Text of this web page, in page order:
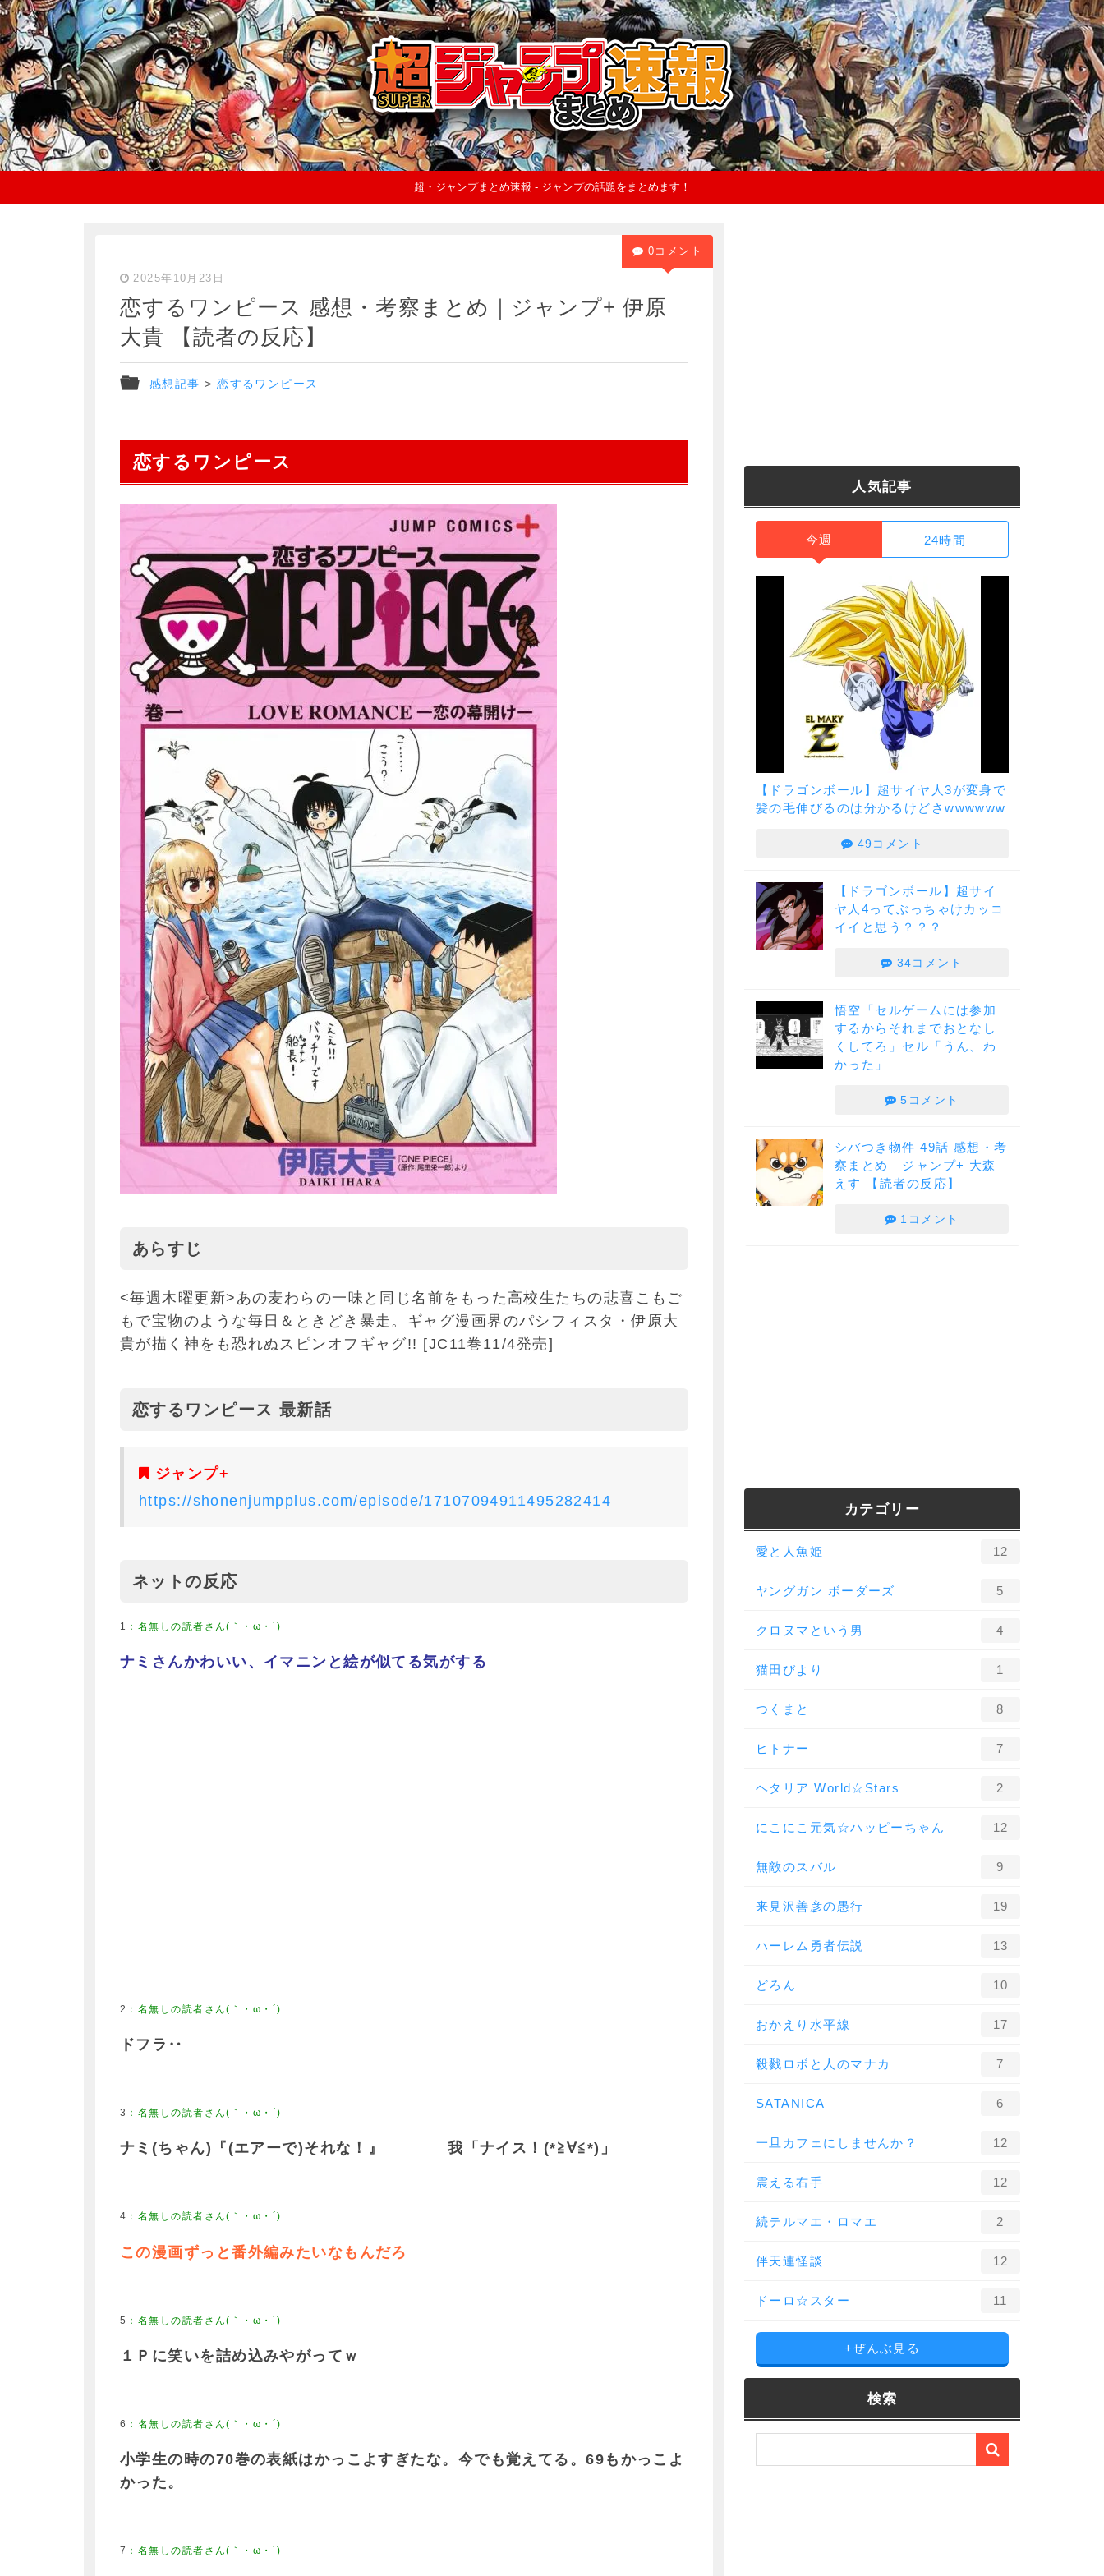
超・ジャンプまとめ速報 - ジャンプの話題をまとめます！
2025年10月23日
恋するワンピース 感想・考察まとめ｜ジャンプ+ 伊原
大貴 【読者の反応】
感想記事 >恋するワンピース
0コメント
恋するワンピース
あらすじ
<毎週木曜更新>あの麦わらの一味と同じ名前をもった高校生たちの悲喜こもご
もで宝物のような毎日＆ときどき暴走。ギャグ漫画界のパシフィスタ・伊原大
貴が描く神をも恐れぬスピンオフギャグ!! [JC11巻11/4発売]
恋するワンピース 最新話
ジャンプ+
https://shonenjumpplus.com/episode/17107094911495282414
ネットの反応
1 ： 名無しの読者さん(｀・ω・´)
ナミさんかわいい、イマニンと絵が似てる気がする
2 ： 名無しの読者さん(｀・ω・´)
ドフラ‥
3 ： 名無しの読者さん(｀・ω・´)
ナミ(ちゃん)『(エアーで)それな！』 我「ナイス！(*≧∀≦*)」
4 ： 名無しの読者さん(｀・ω・´)
この漫画ずっと番外編みたいなもんだろ
5 ： 名無しの読者さん(｀・ω・´)
１Ｐに笑いを詰め込みやがってｗ
6 ： 名無しの読者さん(｀・ω・´)
小学生の時の70巻の表紙はかっこよすぎたな。今でも覚えてる。69もかっこよ
かった。
7 ： 名無しの読者さん(｀・ω・´)
人気記事
今週 24時間
【ドラゴンボール】超サイヤ人3が変身で
髪の毛伸びるのは分かるけどさwwwwww
49コメント
【ドラゴンボール】超サイ
ヤ人4ってぶっちゃけカッコ
イイと思う？？？
34コメント
悟空「セルゲームには参加
するからそれまでおとなし
くしてろ」セル「うん、わ
かった」
5コメント
シバつき物件 49話 感想・考
察まとめ｜ジャンプ+ 大森
えす 【読者の反応】
1コメント
カテゴリー
愛と人魚姫 12
ヤングガン ボーダーズ 5
クロヌマという男 4
猫田びより 1
つくまと 8
ヒトナー 7
ヘタリア World☆Stars 2
にこにこ元気☆ハッピーちゃん 12
無敵のスバル 9
来見沢善彦の愚行 19
ハーレム勇者伝説 13
どろん 10
おかえり水平線 17
殺戮ロボと人のマナカ 7
SATANICA 6
一旦カフェにしませんか？ 12
震える右手 12
続テルマエ・ロマエ 2
伴天連怪談 12
ドーロ☆スター 11
+ぜんぶ見る
検索